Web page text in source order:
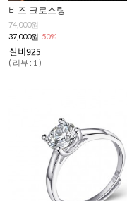
비즈 크로스링
74,000원
37,000원 50%
( 리뷰 : 1 )